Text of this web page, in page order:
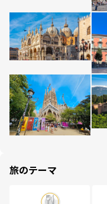
旅のテーマ